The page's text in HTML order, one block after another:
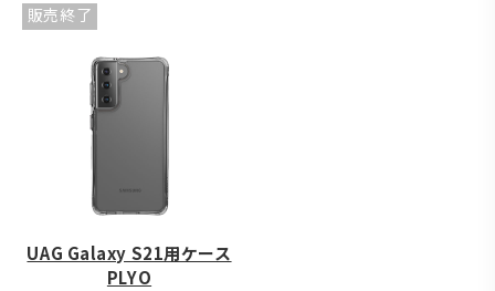
販売終了
UAG Galaxy S21用ケース
PLYO